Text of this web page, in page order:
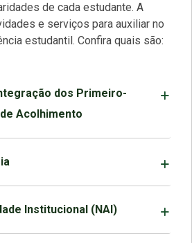
de cada estudante. A
e serviços para auxiliar no
estudantil. Confira quais são:
dos Primeiro-
Acolhimento
Institucional (NAI)